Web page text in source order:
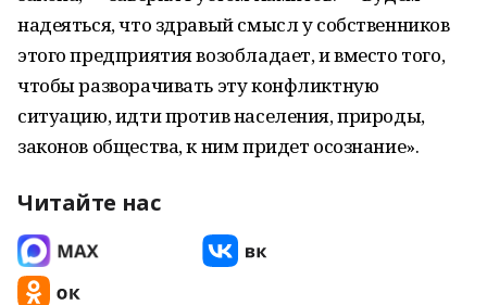
надеяться, что здравый смысл у собственников
этого предприятия возобладает, и вместо того,
чтобы разворачивать эту конфликтную
ситуацию, идти против населения, природы,
законов общества, к ним придет осознание».
Читайте нас